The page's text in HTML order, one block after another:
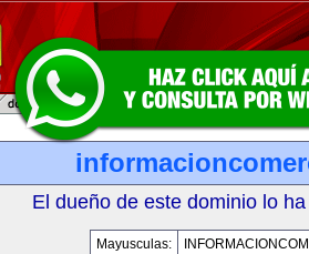
El dueño de este dominio lo
Mayusculas: